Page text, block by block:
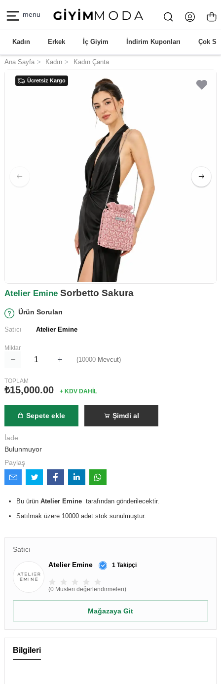
menu
Kadın Erkek İç Giyim İndirim Kuponları Çok
Ana Sayfa Kadın Kadın Çanta
Ücretsiz Kargo
Ücretsiz Kargo
Ücretsiz Kargo
Ücretsiz Kargo
Ücretsiz Kargo
Ücretsiz Kargo
Atelier EmineSorbetto Sakura
Ürün Soruları
Satıcı Atelier Emine
Miktar
(10000Mevcut)
TOPLAM
₺15,000.00 + KDV DAHİL
Sepete ekle Şimdi al
İade
Bulunmuyor
Paylaş
Bu ürün Atelier Emine tarafından gönderilecektir.
Satılmak üzere 10000 adet stok sunulmuştur.
Satıcı
Atelier Emine
1 Takipçi
(0 Musteri değerlendirmeleri)
Mağazaya Git
Bilgileri